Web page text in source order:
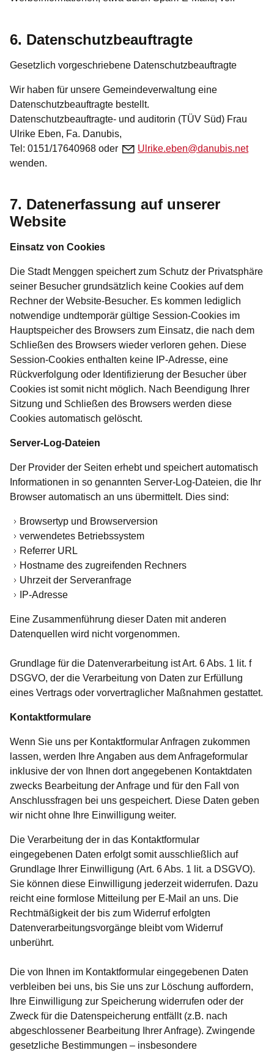
6. Datenschutzbeauftragte
Gesetzlich vorgeschriebene Datenschutzbeauftragte
Wir haben für unsere Gemeindeverwaltung eine
Datenschutzbeauftragte bestellt.
Datenschutzbeauftragte- und auditorin (TÜV Süd) Frau
Ulrike Eben, Fa. Danubis,
Tel: 0151/17640968 oder
Ulr k b n d n b s n t
wenden.
7. Datenerfassung auf unserer
Website
Einsatz von Cookies
Die Stadt Menggen speichert zum Schutz der Privatsphäre
seiner Besucher grundsätzlich keine Cookies auf dem
Rechner der Website-Besucher. Es kommen lediglich
notwendige undtemporär gültige Session-Cookies im
Hauptspeicher des Browsers zum Einsatz, die nach dem
Schließen des Browsers wieder verloren gehen. Diese
Session-Cookies enthalten keine IP-Adresse, eine
Rückverfolgung oder Identifizierung der Besucher über
Cookies ist somit nicht möglich. Nach Beendigung Ihrer
Sitzung und Schließen des Browsers werden diese
Cookies automatisch gelöscht.
Server-Log-Dateien
Der Provider der Seiten erhebt und speichert automatisch
Informationen in so genannten Server-Log-Dateien, die Ihr
Browser automatisch an uns übermittelt. Dies sind:
Browsertyp und Browserversion
verwendetes Betriebssystem
Referrer URL
Hostname des zugreifenden Rechners
Uhrzeit der Serveranfrage
IP-Adresse
Eine Zusammenführung dieser Daten mit anderen
Datenquellen wird nicht vorgenommen.
Grundlage für die Datenverarbeitung ist Art. 6 Abs. 1 lit. f
DSGVO, der die Verarbeitung von Daten zur Erfüllung
eines Vertrags oder vorvertraglicher Maßnahmen gestattet.
Kontaktformulare
Wenn Sie uns per Kontaktformular Anfragen zukommen
lassen, werden Ihre Angaben aus dem Anfrageformular
inklusive der von Ihnen dort angegebenen Kontaktdaten
zwecks Bearbeitung der Anfrage und für den Fall von
Anschlussfragen bei uns gespeichert. Diese Daten geben
wir nicht ohne Ihre Einwilligung weiter.
Die Verarbeitung der in das Kontaktformular
eingegebenen Daten erfolgt somit ausschließlich auf
Grundlage Ihrer Einwilligung (Art. 6 Abs. 1 lit. a DSGVO).
Sie können diese Einwilligung jederzeit widerrufen. Dazu
reicht eine formlose Mitteilung per E-Mail an uns. Die
Rechtmäßigkeit der bis zum Widerruf erfolgten
Datenverarbeitungsvorgänge bleibt vom Widerruf
unberührt.
Die von Ihnen im Kontaktformular eingegebenen Daten
verbleiben bei uns, bis Sie uns zur Löschung auffordern,
Ihre Einwilligung zur Speicherung widerrufen oder der
Zweck für die Datenspeicherung entfällt (z.B. nach
abgeschlossener Bearbeitung Ihrer Anfrage). Zwingende
gesetzliche Bestimmungen – insbesondere